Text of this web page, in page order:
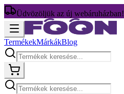
Üdvözöljük az új webáruházban!
TermékekMárkákBlog